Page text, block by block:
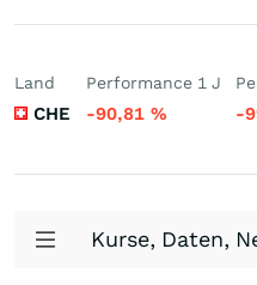
Land
CHE
Performance 1 J
-90,81 % -
Kurse, Daten,